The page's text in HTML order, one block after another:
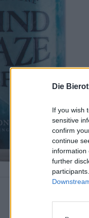
Die
If you wish
sensitive
confirm
continue
information
further